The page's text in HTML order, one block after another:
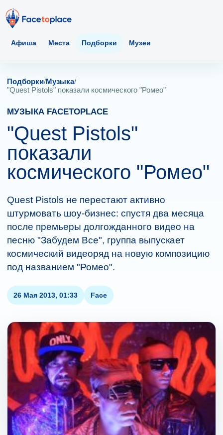
Афиша Места Подборки Музеи
Подборки/Музыка/
"Quest Pistols" показали космического "Ромео"
МУЗЫКА FACETOPLACE
"Quest Pistols"
показали
космического "Ромео"
Quest Pistols не перестают активно
штурмовать шоу-бизнес: спустя два месяца
после премьеры долгожданного видео на
песню "Забудем Все", группа выпускает
космический видеоряд на новую композицию
под названием "Ромео".
26 Мая 2013, 01:33 Face